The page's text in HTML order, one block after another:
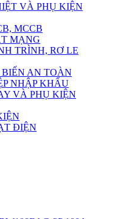
VÀ PHỤ KIỆN
MCCB
MẠNG
TRÌNH, RƠ LE
AN TOÀN
NHẬP KHẨU
VÀ PHỤ KIỆN
ĐIỆN